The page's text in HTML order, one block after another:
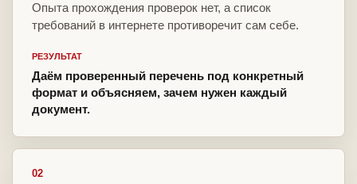
Опыта прохождения проверок нет, а список
требований в интернете противоречит сам себе.
РЕЗУЛЬТАТ
Даём проверенный перечень под конкретный
формат и объясняем, зачем нужен каждый
документ.
02